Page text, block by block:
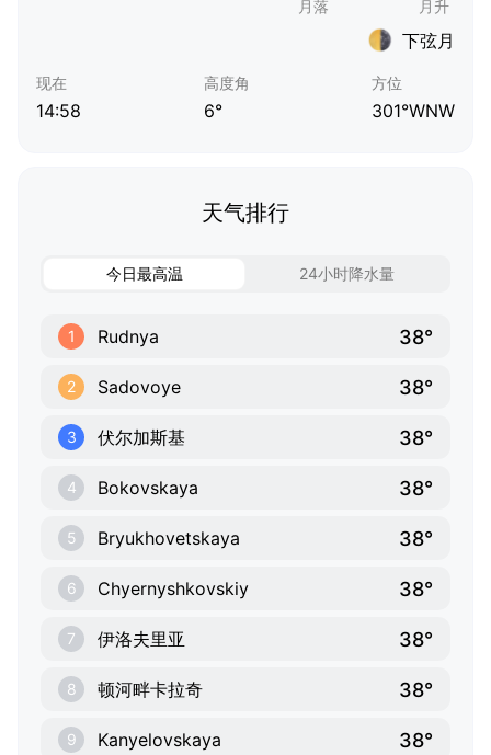
下弦月
现在
14:58
高度角
6°
方位
301°WNW
天气排行
今日最高温 24小时降水量
1 Rudnya 38°
2 Sadovoye 38°
3 伏尔加斯基 38°
4 Bokovskaya 38°
5 Bryukhovetskaya 38°
6 Chyernyshkovskiy 38°
7 伊洛夫里亚 38°
8 顿河畔卡拉奇 38°
9 Kanyelovskaya 38°